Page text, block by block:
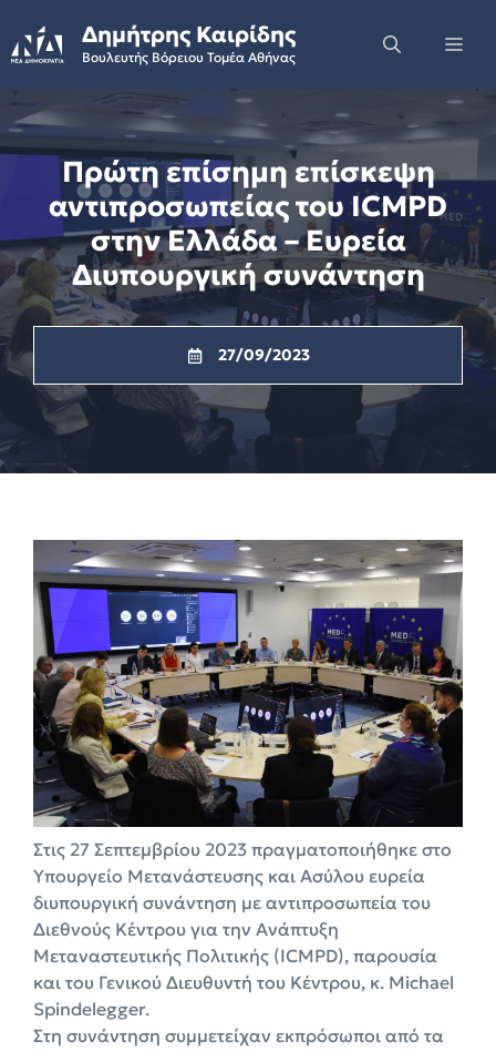
to
content
Δημήτρης Καιρίδης
Βουλευτής Βόρειου Τομέα Αθήνας
Πρώτη επίσημη επίσκεψη
αντιπροσωπείας του ICMPD
στην Ελλάδα – Ευρεία
Διυπουργική συνάντηση
27/09/2023
Στις 27 Σεπτεμβρίου 2023 πραγματοποιήθηκε στο
Υπουργείο Μετανάστευσης και Ασύλου ευρεία
διυπουργική συνάντηση με αντιπροσωπεία του
Διεθνούς Κέντρου για την Ανάπτυξη
Μεταναστευτικής Πολιτικής (ICMPD), παρουσία
και του Γενικού Διευθυντή του Κέντρου, κ. Michael
Spindelegger.
Στη συνάντηση συμμετείχαν εκπρόσωποι από τα